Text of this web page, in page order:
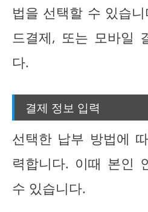
법을 선택할 수 있습
드결제, 또는 모바일
다.
결제 정보 입력
선택한 납부 방법에
력합니다. 이때 본인
수 있습니다.